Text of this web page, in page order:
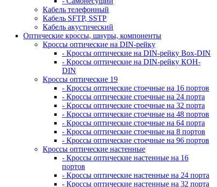
Кабель телефонный
Кабель SFTP, SSTP
Кабель акустический
Оптические кроссы, шнуры, компоненты
Кроссы оптические на DIN-рейку
- Кроссы оптические на DIN-рейку Box-DIN
- Кроссы оптические на DIN-рейку КОН-
DIN
Кроссы оптические 19
- Кроссы оптические стоечные на 16 портов
- Кроссы оптические стоечные на 24 порта
- Кроссы оптические стоечные на 32 порта
- Кроссы оптические стоечные на 48 портов
- Кроссы оптические стоечные на 64 порта
- Кроссы оптические стоечные на 8 портов
- Кроссы оптические стоечные на 96 портов
Кроссы оптические настенные
- Кроссы оптические настенные на 16
портов
- Кроссы оптические настенные на 24 порта
- Кроссы оптические настенные на 32 порта